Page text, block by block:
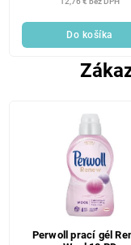
Do košíka
Perwoll prací gél